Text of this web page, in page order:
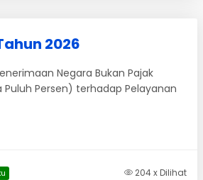
2026
Negara Bukan Pajak
Puluh Persen) terhadap Pelayanan
204 x Dilihat